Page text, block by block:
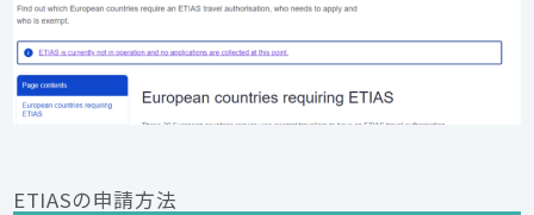
ETIASの申請方法